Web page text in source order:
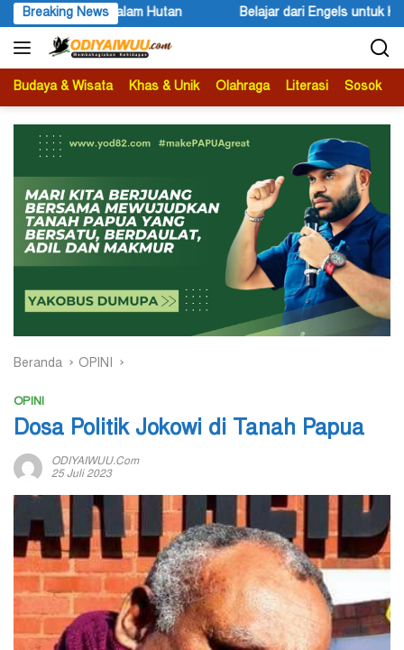
Langsung
ke
konten
Breaking News
Hutan Belajar dari Engels untuk Karl Marx Peace
Budaya & Wisata Khas & Unik Olahraga Literasi Sosok
Beranda OPINI
OPINI
Dosa Politik Jokowi di Tanah Papua
ODIYAIWUU.com
25 Juli 2023